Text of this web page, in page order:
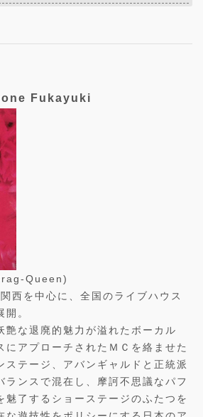
Fukayuki
Queen)
西を中心に、全国のライブハウス
。
艶な退廃的魅力が溢れたボーカル
にアプローチされたＭＣを絡ませた
ステージ、アバンギャルドと正統派
ランスで混在し、摩訶不思議なパフ
魅了するショーステージのふたつを